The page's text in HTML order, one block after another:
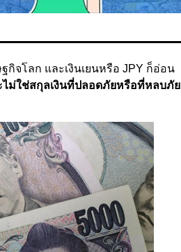
กิจโลก และเงินเยนหรือ JPY ก็อ่อน
ไม่ใช่สกุลเงินที่ปลอดภัยหรือที่หลบภัย